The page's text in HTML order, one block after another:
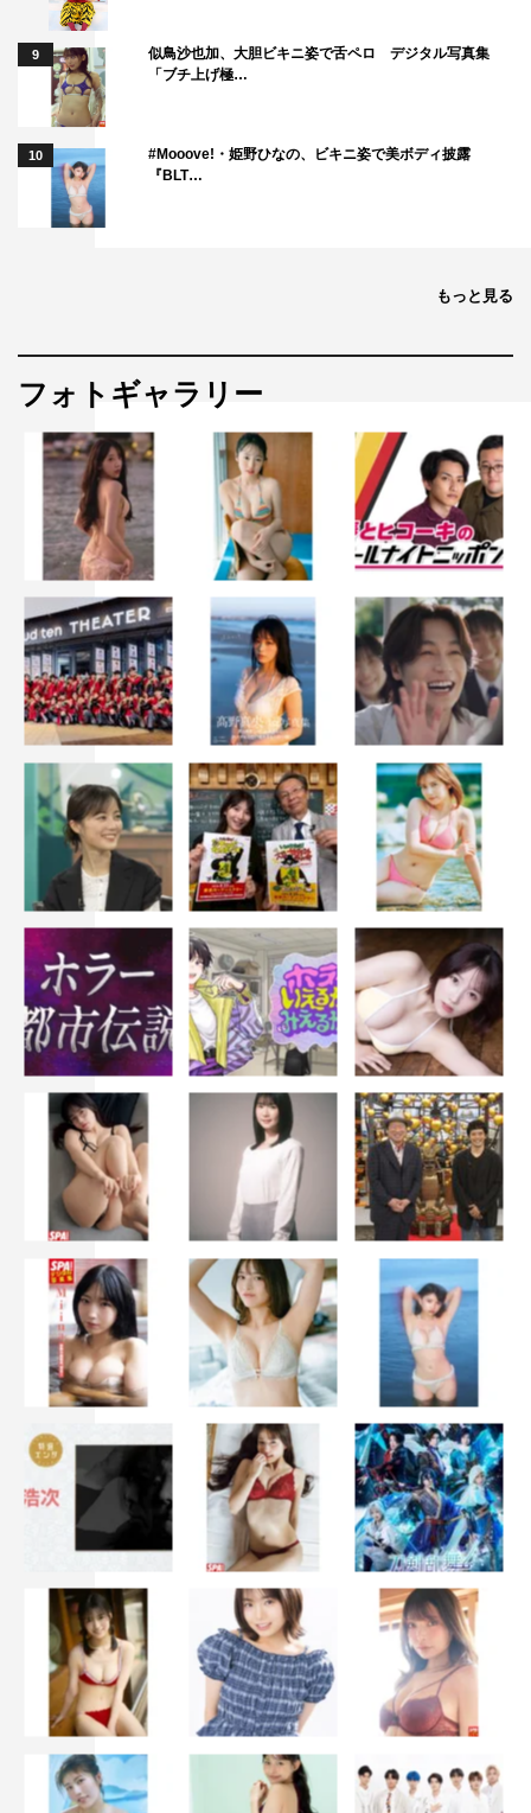
9
似鳥沙也加、大胆ビキニ姿で舌ペロ デジタル写真集
「ブチ上げ極…
10
#Mooove!・姫野ひなの、ビキニ姿で美ボディ披露
『BLT…
もっと見る
フォトギャラリー